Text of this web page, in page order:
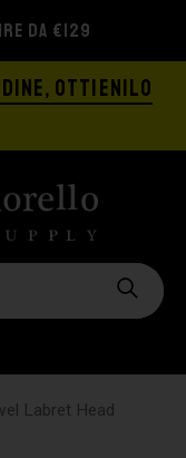
DA €129
OTTIENILO
Labret Head